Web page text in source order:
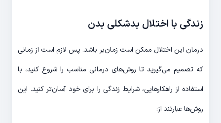
زندگی با اختلال بدشکلی بدن
درمان این اختلال ممکن است زمان‌بر باشد. پس لازم است از زمانی
که تصمیم می‌گیرید تا روش‌های درمانی مناسب را شروع کنید، با
استفاده از راهکارهایی، شرایط زندگی را برای خود آسان‌تر کنید. این
روش‌ها عبارتند از: